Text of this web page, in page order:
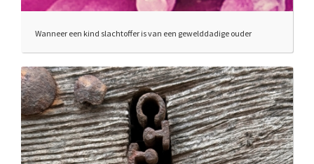
Wanneer een kind slachtoffer is van een gewelddadige ouder